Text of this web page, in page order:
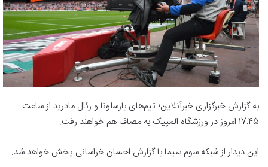
به گزارش خبرگزاری خبرآنلاین؛ تیم‌های بارسلونا و رئال مادرید از ساعت
17:45 امروز در ورزشگاه المپیک به مصاف هم خواهند رفت.
این دیدار از شبکه سوم سیما با گزارش احسان خراسانی پخش خواهد شد.